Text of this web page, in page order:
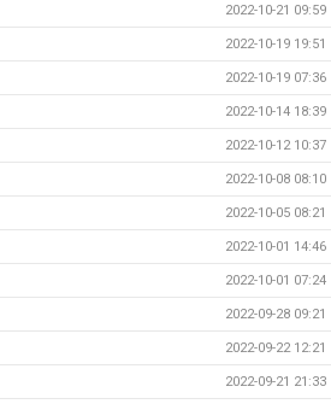
2022-10-21 09:59
2022-10-19 19:51
2022-10-19 07:36
2022-10-14 18:39
2022-10-12 10:37
2022-10-08 08:10
2022-10-05 08:21
2022-10-01 14:46
2022-10-01 07:24
2022-09-28 09:21
2022-09-22 12:21
2022-09-21 21:33